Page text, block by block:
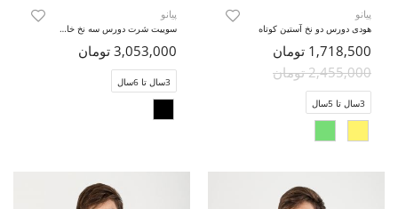
پیانو
هودی دورس دو نخ آستین کوتاه
1,718,500 تومان
2,455,000 تومان
3سال تا 5سال
پیانو
سوییت شرت دورس سه نخ خارخورده (ست با کد 11251)
3,053,000 تومان
3سال تا 6سال